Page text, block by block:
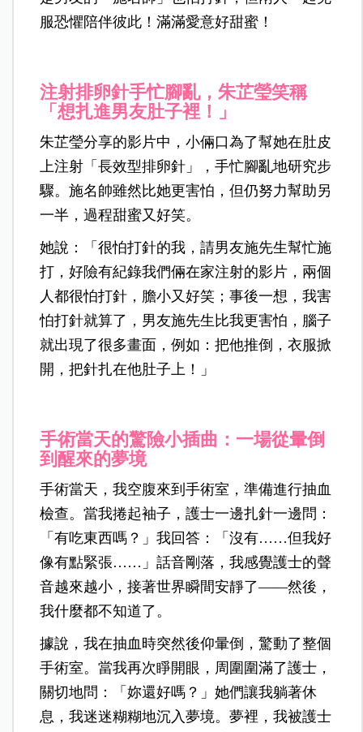
服恐懼陪伴彼此！滿滿愛意好甜蜜！
注射排卵針手忙腳亂，朱芷瑩笑稱
「想扎進男友肚子裡！」
朱芷瑩分享的影片中，小倆口為了幫她在肚皮
上注射「長效型排卵針」，手忙腳亂地研究步
驟。施名帥雖然比她更害怕，但仍努力幫助另
一半，過程甜蜜又好笑。
她說：「很怕打針的我，請男友施先生幫忙施
打，好險有紀錄我們倆在家注射的影片，兩個
人都很怕打針，膽小又好笑；事後一想，我害
怕打針就算了，男友施先生比我更害怕，腦子
就出現了很多畫面，例如：把他推倒，衣服掀
開，把針扎在他肚子上！」
手術當天的驚險小插曲：一場從暈倒
到醒來的夢境
手術當天，我空腹來到手術室，準備進行抽血
檢查。當我捲起袖子，護士一邊扎針一邊問：
「有吃東西嗎？」我回答：「沒有……但我好
像有點緊張……」話音剛落，我感覺護士的聲
音越來越小，接著世界瞬間安靜了——然後，
我什麼都不知道了。
據說，我在抽血時突然後仰暈倒，驚動了整個
手術室。當我再次睜開眼，周圍圍滿了護士，
關切地問：「妳還好嗎？」她們讓我躺著休
息，我迷迷糊糊地沉入夢境。夢裡，我被護士